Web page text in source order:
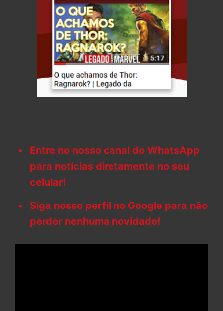
Entre no nosso canal do WhatsApp
para notícias diretamente no seu
celular!
Siga nosso perfil no Google para não
perder nenhuma novidade!